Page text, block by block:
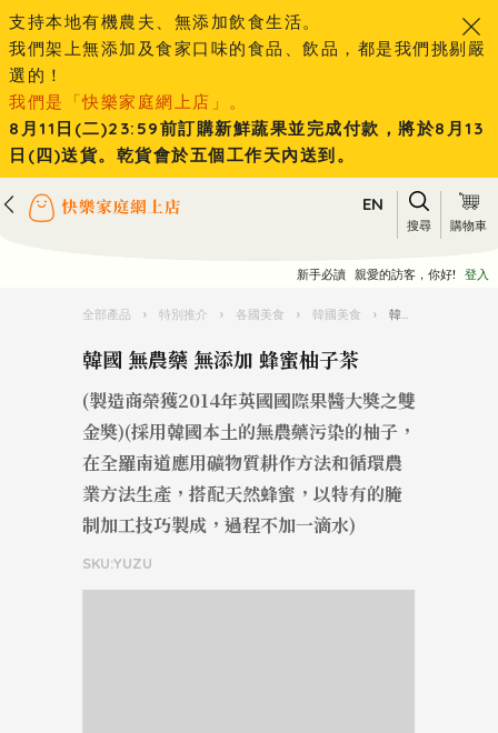
支持本地有機農夫、無添加飲食生活。
我們架上無添加及食家口味的食品、飲品，都是我們挑剔嚴
選的！
我們是「快樂家庭網上店」。
8月11日(二)23:59前訂購新鮮蔬果並完成付款，將於8月13
日(四)送貨。乾貨會於五個工作天內送到。
EN
搜尋 購物車
新手必讀 親愛的訪客，你好! 登入
全部產品 › 特別推介 › 各國美食 › 韓國美食 › 韓國 無農藥 無添加 蜂蜜柚子茶
韓國 無農藥 無添加 蜂蜜柚子茶
(製造商榮獲2014年英國國際果醬大奬之雙
金奬)(採用韓國本土的無農藥污染的柚子，
在全羅南道應用礦物質耕作方法和循環農
業方法生產，搭配天然蜂蜜，以特有的腌
制加工技巧製成，過程不加一滴水)
SKU:YUZU